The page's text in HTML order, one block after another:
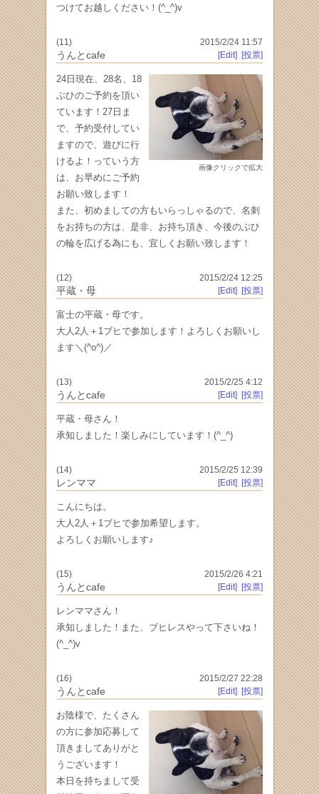
つけてお越しください！(^_^)v
(11)
うんとcafe
2015/2/24 11:57
[Edit]
[投票]
画像クリックで拡大
24日現在、28名、18
ぶひのご予約を頂い
ています！27日ま
で、予約受付してい
ますので、遊びに行
けるよ！っていう方
は、お早めにご予約
お願い致します！
また、初めましての方もいらっしゃるので、名刺
をお持ちの方は、是非、お持ち頂き、今後のぶひ
の輪を広げる為にも、宜しくお願い致します！
(12)
平蔵・母
2015/2/24 12:25
[Edit]
[投票]
富士の平蔵・母です。
大人2人＋1ブヒで参加します！よろしくお願いし
ます＼(^o^)／
(13)
うんとcafe
2015/2/25 4:12
[Edit]
[投票]
平蔵・母さん！
承知しました！楽しみにしています！(^_^)
(14)
レンママ
2015/2/25 12:39
[Edit]
[投票]
こんにちは。
大人2人＋1ブヒで参加希望します。
よろしくお願いします♪
(15)
うんとcafe
2015/2/26 4:21
[Edit]
[投票]
レンママさん！
承知しました！また、ブヒレスやって下さいね！
(^_^)v
(16)
うんとcafe
2015/2/27 22:28
[Edit]
[投票]
お陰様で、たくさん
の方に参加応募して
頂きましてありがと
うございます！
本日を持ちまして受